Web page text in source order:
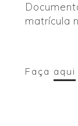
matrícula
Faça aqui